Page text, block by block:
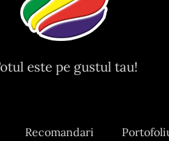
este pe gustul tau!
Recomandari